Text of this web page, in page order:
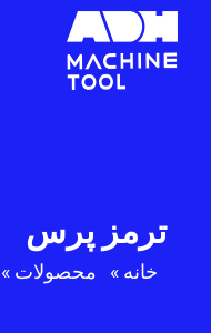
ترمز پرس
خانه » محصولات »